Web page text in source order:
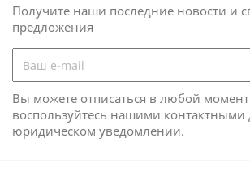
Получите наши последние новости и
предложения
Вы можете отписаться в любой
воспользуйтесь нашими
юридическом уведомлении.